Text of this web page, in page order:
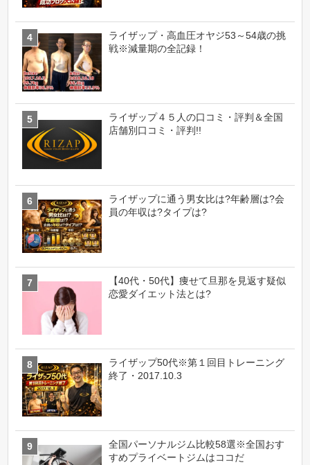
ライザップ・高血圧オヤジ53～54歳の挑
戦※減量期の全記録！
ライザップ４５人の口コミ・評判＆全国
店舗別口コミ・評判!!
ライザップに通う男女比は?年齢層は?会
員の年収は?タイプは?
【40代・50代】痩せて旦那を見返す疑似
恋愛ダイエット法とは?
ライザップ50代※第１回目トレーニング
終了・2017.10.3
全国パーソナルジム比較58選※全国おす
すめプライベートジムはココだ